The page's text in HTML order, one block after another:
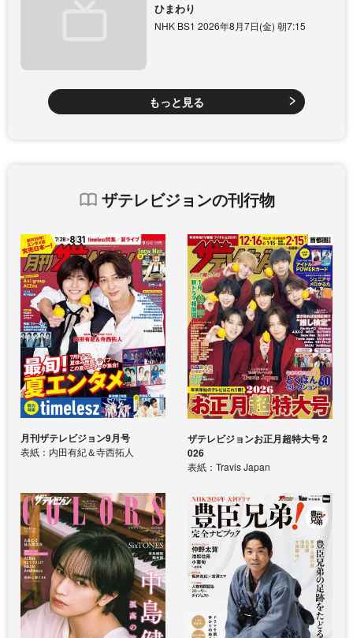
ひまわり
NHK BS1 2026年8月7日(金) 朝7:15
もっと見る
ザテレビジョンの刊行物
月刊ザテレビジョン9月号
表紙：内田有紀＆寺西拓人
ザテレビジョンお正月超特大号 2
026
表紙：Travis Japan